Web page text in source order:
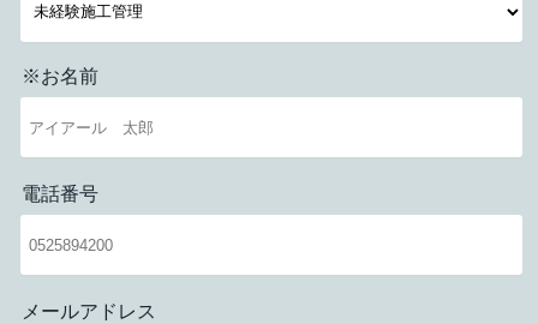
※お名前
電話番号
メールアドレス